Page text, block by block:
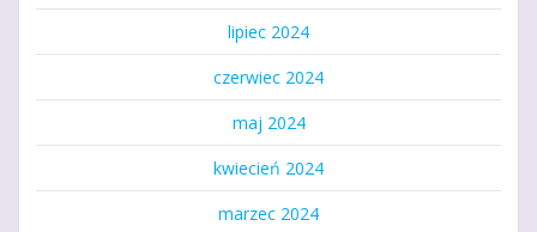
lipiec 2024
czerwiec 2024
maj 2024
kwiecień 2024
marzec 2024